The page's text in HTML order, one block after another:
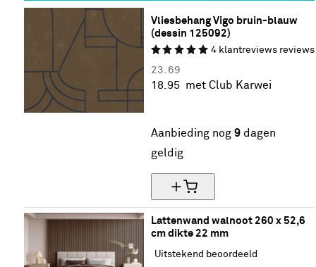
Vliesbehang Vigo bruin-blauw
(dessin 125092)
4 klantreviews reviews
23. 69
18. 95 met Club Karwei
Aanbieding nog 9 dagen
geldig
Lattenwand walnoot 260 x 52,6
cm dikte 22 mm
Uitstekend beoordeeld